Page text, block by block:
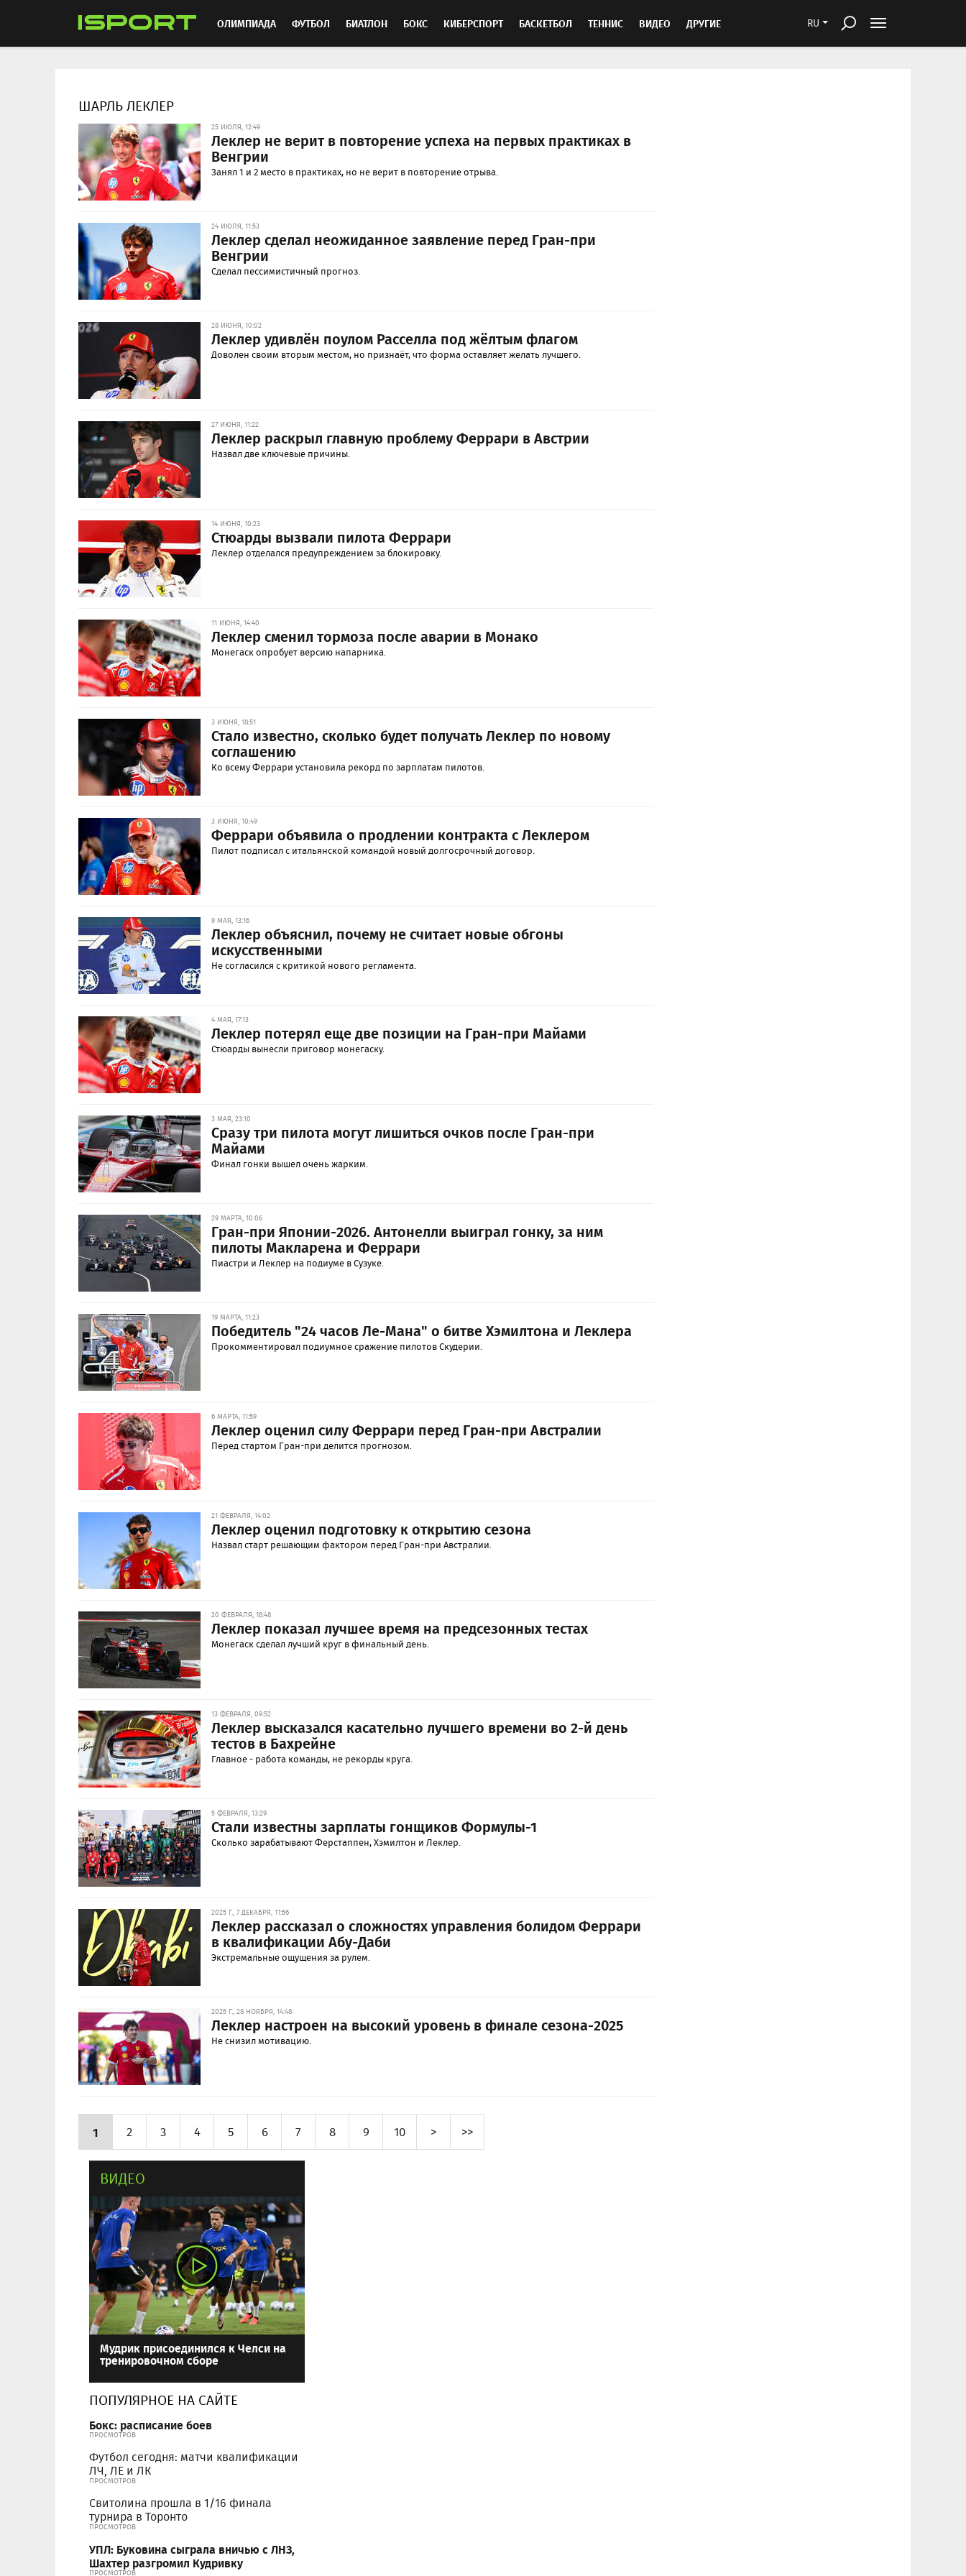
RU
ОЛИМПИАДА ФУТБОЛ БИАТЛОН БОКС КИБЕРСПОРТ БАСКЕТБОЛ ТЕННИС ВИДЕО ДРУГИЕ
ШАРЛЬ ЛЕКЛЕР
25 ИЮЛЯ, 12:49
Леклер не верит в повторение успеха на первых практиках в
Венгрии
Занял 1 и 2 место в практиках, но не верит в повторение отрыва.
24 ИЮЛЯ, 11:53
Леклер сделал неожиданное заявление перед Гран-при
Венгрии
Сделал пессимистичный прогноз.
28 ИЮНЯ, 10:02
Леклер удивлён поулом Расселла под жёлтым флагом
Доволен своим вторым местом, но признаёт, что форма оставляет желать лучшего.
27 ИЮНЯ, 11:22
Леклер раскрыл главную проблему Феррари в Австрии
Назвал две ключевые причины.
14 ИЮНЯ, 10:23
Стюарды вызвали пилота Феррари
Леклер отделался предупреждением за блокировку.
11 ИЮНЯ, 14:40
Леклер сменил тормоза после аварии в Монако
Монегаск опробует версию напарника.
3 ИЮНЯ, 18:51
Стало известно, сколько будет получать Леклер по новому
соглашению
Ко всему Феррари установила рекорд по зарплатам пилотов.
3 ИЮНЯ, 10:49
Феррари объявила о продлении контракта с Леклером
Пилот подписал с итальянской командой новый долгосрочный договор.
9 МАЯ, 13:16
Леклер объяснил, почему не считает новые обгоны
искусственными
Не согласился с критикой нового регламента.
4 МАЯ, 17:13
Леклер потерял еще две позиции на Гран-при Майами
Стюарды вынесли приговор монегаску.
3 МАЯ, 23:10
Сразу три пилота могут лишиться очков после Гран-при
Майами
Финал гонки вышел очень жарким.
29 МАРТА, 10:06
Гран-при Японии-2026. Антонелли выиграл гонку, за ним
пилоты Макларена и Феррари
Пиастри и Леклер на подиуме в Сузуке.
19 МАРТА, 11:23
Победитель "24 часов Ле-Мана" о битве Хэмилтона и Леклера
Прокомментировал подиумное сражение пилотов Скудерии.
6 МАРТА, 11:59
Леклер оценил силу Феррари перед Гран-при Австралии
Перед стартом Гран-при делится прогнозом.
21 ФЕВРАЛЯ, 14:02
Леклер оценил подготовку к открытию сезона
Назвал старт решающим фактором перед Гран-при Австралии.
20 ФЕВРАЛЯ, 18:48
Леклер показал лучшее время на предсезонных тестах
Монегаск сделал лучший круг в финальный день.
13 ФЕВРАЛЯ, 09:52
Леклер высказался касательно лучшего времени во 2-й день
тестов в Бахрейне
Главное - работа команды, не рекорды круга.
5 ФЕВРАЛЯ, 13:29
Стали известны зарплаты гонщиков Формулы-1
Cколько зарабатывают Ферстаппен, Хэмилтон и Леклер.
2025 Г., 7 ДЕКАБРЯ, 11:56
Леклер рассказал о сложностях управления болидом Феррари
в квалификации Абу-Даби
Экстремальные ощущения за рулем.
2025 Г., 28 НОЯБРЯ, 14:48
Леклер настроен на высокий уровень в финале сезона-2025
Не снизил мотивацию.
1 2 3 4 5 6 7 8 9 10 > >>
ВИДЕО
Мудрик присоединился к Челси на
тренировочном сборе
ПОПУЛЯРНОЕ НА САЙТЕ
Бокс: расписание боев
ПРОСМОТРОВ
Футбол сегодня: матчи квалификации
ЛЧ, ЛЕ и ЛК
ПРОСМОТРОВ
Свитолина прошла в 1/16 финала
турнира в Торонто
ПРОСМОТРОВ
УПЛ: Буковина сыграла вничью с ЛНЗ,
Шахтер разгромил Кудривку
ПРОСМОТРОВ